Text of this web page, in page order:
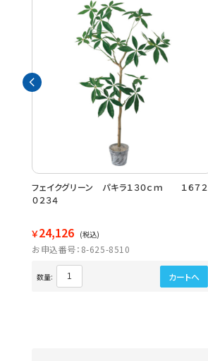
フェイクグリーン パキラ１３０ｃｍ １６７２
０２３４
￥24,126 (税込)
お申込番号：8-625-8510
数量: カートへ